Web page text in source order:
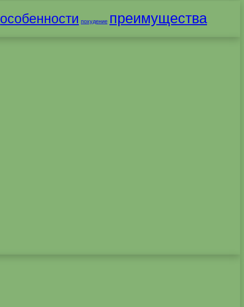
особенности похудение преимущества